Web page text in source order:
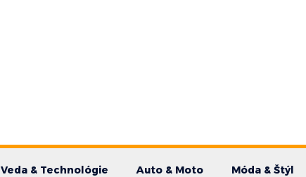
Veda & Technológie Auto & Moto Móda & Štýl